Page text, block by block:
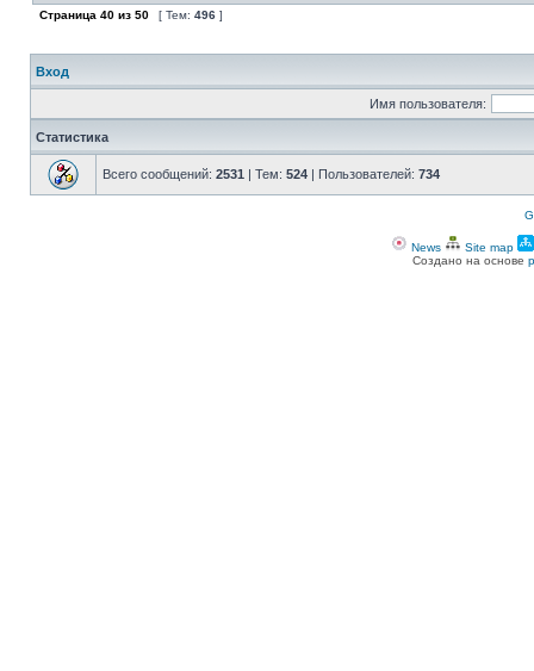
Страница 40 из 50 [ Тем: 496 ]
Вход
Имя пользователя:
Статистика
Всего сообщений: 2531 | Тем: 524 | Пользователей: 734
News Site map
Создано на основе